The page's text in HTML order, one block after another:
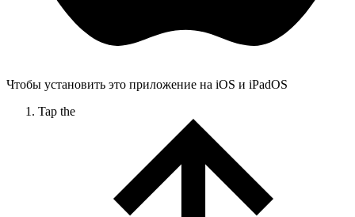
Чтобы установить это приложение на iOS и iPadOS
Tap the